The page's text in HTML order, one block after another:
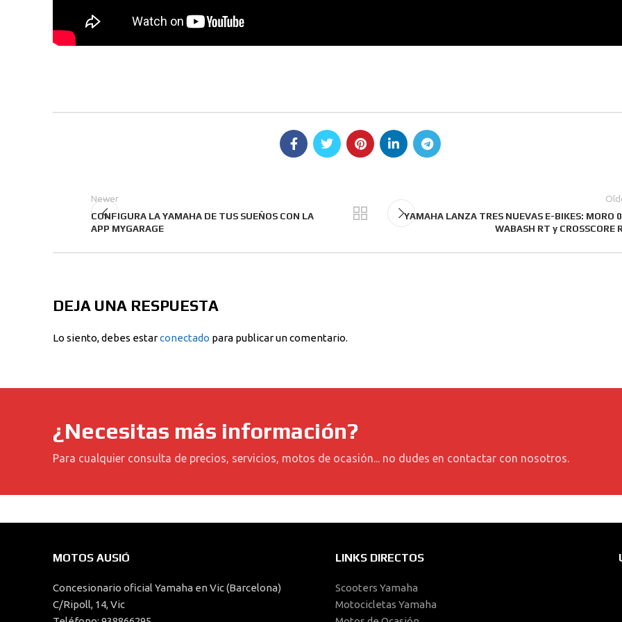
Newer
CONFIGURA LA YAMAHA DE TUS SUEÑOS CON LA
APP MYGARAGE
YAMAHA LANZA TRES NUEVAS E-BIKES: MORO
WABASH RT y CROSSCORE
DEJA UNA RESPUESTA
Lo siento, debes estarconectado para publicar un comentario.
¿Necesitas más información?
Para cualquier consulta de precios, servicios, motos de ocasión... no dudes en contactar con nosotros.
MOTOS AUSIÓ
Concesionario oficial Yamaha en Vic (Barcelona)
C/Ripoll, 14, Vic
LINKS DIRECTOS
Scooters Yamaha
Motocicletas Yamaha